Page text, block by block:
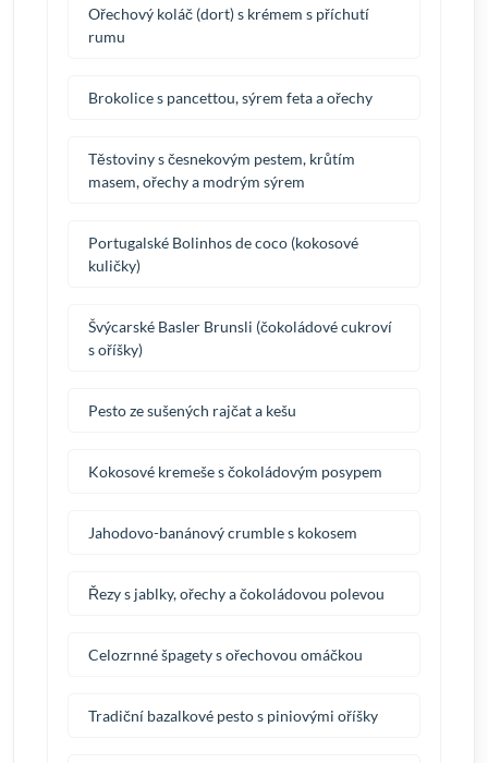
Ořechový koláč (dort) s krémem s příchutí
rumu
Brokolice s pancettou, sýrem feta a ořechy
Těstoviny s česnekovým pestem, krůtím
masem, ořechy a modrým sýrem
Portugalské Bolinhos de coco (kokosové
kuličky)
Švýcarské Basler Brunsli (čokoládové cukroví
s oříšky)
Pesto ze sušených rajčat a kešu
Kokosové kremeše s čokoládovým posypem
Jahodovo-banánový crumble s kokosem
Řezy s jablky, ořechy a čokoládovou polevou
Celozrnné špagety s ořechovou omáčkou
Tradiční bazalkové pesto s piniovými oříšky